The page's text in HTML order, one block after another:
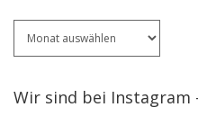
ältere
in
Wir sind bei Instagram